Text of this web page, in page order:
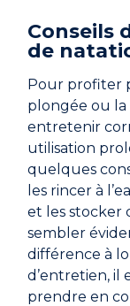
Conseils
de
Pour profiter
plongée ou la
entretenir
utilisation
quelques
les rincer à
et les stocker
sembler
différence à
d’entretien, il
prendre en